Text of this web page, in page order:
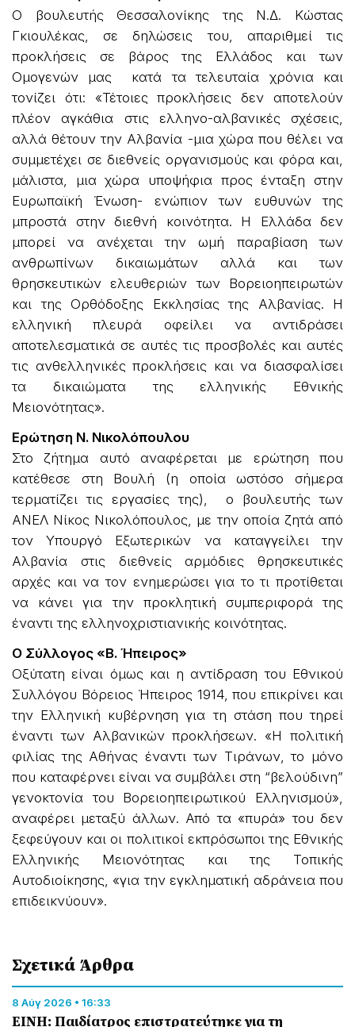
Ο βουλευτής Θεσσαλονίκης της Ν.Δ. Κώστας
Γκιουλέκας, σε δηλώσεις του, απαριθμεί τις
προκλήσεις σε βάρος της Ελλάδος και των
Ομογενών μας κατά τα τελευταία χρόνια και
τονίζει ότι: «Τέτοιες προκλήσεις δεν αποτελούν
πλέον αγκάθια στις ελληνο-αλβανικές σχέσεις,
αλλά θέτουν την Αλβανία -μια χώρα που θέλει να
συμμετέχει σε διεθνείς οργανισμούς και φόρα και,
μάλιστα, μια χώρα υποψήφια προς ένταξη στην
Ευρωπαϊκή Ένωση- ενώπιον των ευθυνών της
μπροστά στην διεθνή κοινότητα. Η Ελλάδα δεν
μπορεί να ανέχεται την ωμή παραβίαση των
ανθρωπίνων δικαιωμάτων αλλά και των
θρησκευτικών ελευθεριών των Βορειοηπειρωτών
και της Ορθόδοξης Εκκλησίας της Αλβανίας. H
ελληνική πλευρά οφείλει να αντιδράσει
αποτελεσματικά σε αυτές τις προσβολές και αυτές
τις ανθελληνικές προκλήσεις και να διασφαλίσει
τα δικαιώματα της ελληνικής Εθνικής
Μειονότητας».
Ερώτηση Ν. Νικολόπουλου
Στο ζήτημα αυτό αναφέρεται με ερώτηση που
κατέθεσε στη Βουλή (η οποία ωστόσο σήμερα
τερματίζει τις εργασίες της), ο βουλευτής των
ΑΝΕΛ Νίκος Νικολόπουλος, με την οποία ζητά από
τον Υπουργό Εξωτερικών να καταγγείλει την
Αλβανία στις διεθνείς αρμόδιες θρησκευτικές
αρχές και να τον ενημερώσει για το τι προτίθεται
να κάνει για την προκλητική συμπεριφορά της
έναντι της ελληνοχριστιανικής κοινότητας.
Ο Σύλλογος «Β. Ήπειρος»
Οξύτατη είναι όμως και η αντίδραση του Εθνικού
Συλλόγου Βόρειος Ήπειρος 1914, που επικρίνει και
την Ελληνική κυβέρνηση για τη στάση που τηρεί
έναντι των Αλβανικών προκλήσεων. «Η πολιτική
φιλίας της Αθήνας έναντι των Τιράνων, το μόνο
που καταφέρνει είναι να συμβάλει στη “βελούδινη”
γενοκτονία του Βορειοηπειρωτικού Ελληνισμού»,
αναφέρει μεταξύ άλλων. Από τα «πυρά» του δεν
ξεφεύγουν και οι πολιτικοί εκπρόσωποι της Εθνικής
Ελληνικής Μειονότητας και της Τοπικής
Αυτοδιοίκησης, «για την εγκληματική αδράνεια που
επιδεικνύουν».
Σχετικά Άρθρα
8 Αύγ 2026 • 16:33
ΕΙΝΗ: Παιδίατρος επιστρατεύτηκε για τη